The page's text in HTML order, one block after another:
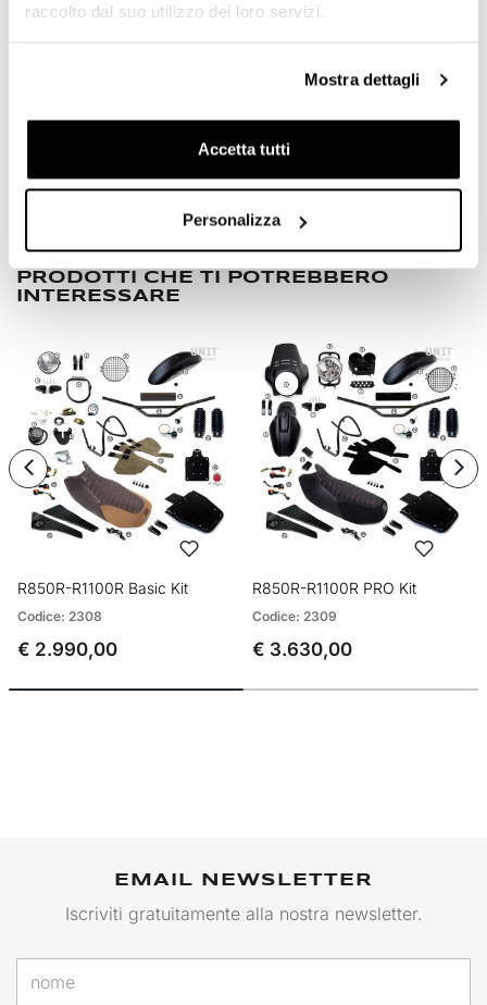
raccolto dal suo utilizzo dei loro servizi.
Mostra dettagli
Accetta tutti
Personalizza
per poter scrivere la tua opinione.
PRODOTTI CHE TI POTREBBERO
INTERESSARE
R850R-R1100R Basic Kit
Codice: 2308
€ 2.990,00
R850R-R1100R PRO Kit
Codice: 2309
€ 3.630,00
EMAIL NEWSLETTER
Iscriviti gratuitamente alla nostra newsletter.